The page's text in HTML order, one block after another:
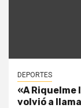
DEPORTES
«A Riquelme
volvió a